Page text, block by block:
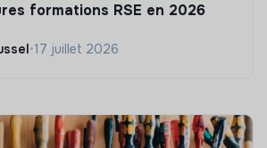
formations RSE en 2026
•17 juillet 2026